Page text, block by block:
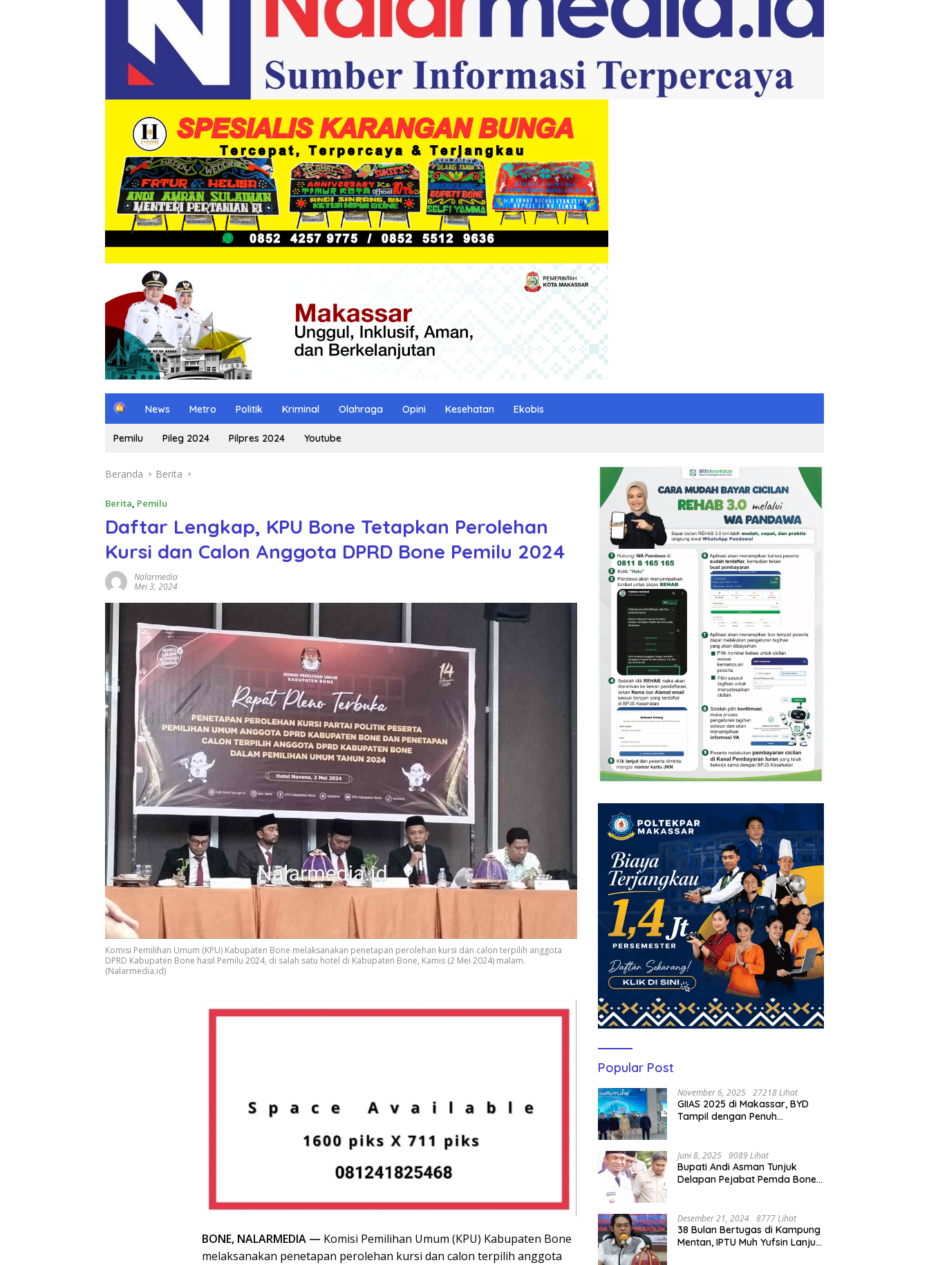
H
m
e
News Metro Politik Kriminal Olahraga Opini Kesehatan Ekobis
Pemilu Pileg 2024 Pilpres 2024 Youtube
Beranda Berita
Berita, Pemilu
Daftar Lengkap, KPU Bone Tetapkan Perolehan
Kursi dan Calon Anggota DPRD Bone Pemilu 2024
Nalarmedia
Mei 3, 2024
Komisi Pemilihan Umum (KPU) Kabupaten Bone melaksanakan penetapan perolehan kursi dan calon terpilih anggota
DPRD Kabupaten Bone hasil Pemilu 2024, di salah satu hotel di Kabupaten Bone, Kamis (2 Mei 2024) malam.
(Nalarmedia.id)
BONE, NALARMEDIA — Komisi Pemilihan Umum (KPU) Kabupaten Bone
melaksanakan penetapan perolehan kursi dan calon terpilih anggota
Popular Post
November 6, 2025 27218 Lihat
GIIAS 2025 di Makassar, BYD
Tampil dengan Penuh
Juni 8, 2025 9089 Lihat
Bupati Andi Asman Tunjuk
Delapan Pejabat Pemda Bone
Desember 21, 2024 8777 Lihat
38 Bulan Bertugas di Kampung
Mentan, IPTU Muh Yufsin Lanjut